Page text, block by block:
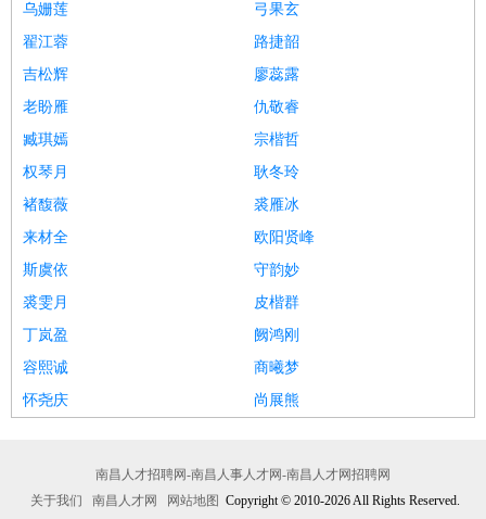
乌姗莲
弓果玄
翟江蓉
路捷韶
吉松辉
廖蕊露
老盼雁
仇敬睿
臧琪嫣
宗楷哲
权琴月
耿冬玲
褚馥薇
裘雁冰
来材全
欧阳贤峰
斯虞依
守韵妙
裘雯月
皮楷群
丁岚盈
阙鸿刚
容熙诚
商曦梦
怀尧庆
尚展熊
南昌人才招聘网-南昌人事人才网-南昌人才网招聘网
关于我们
南昌人才网 网站地图 Copyright © 2010-2026 All Rights Reserved.